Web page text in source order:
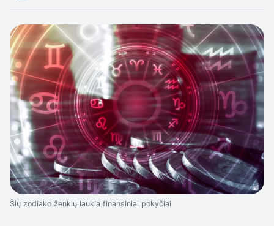
Šių zodiako ženklų laukia finansiniai pokyčiai